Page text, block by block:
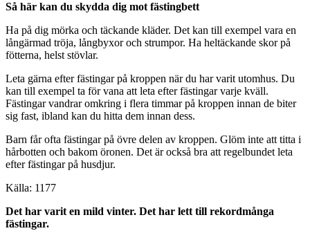
Så här kan du skydda dig mot fästingbett
Ha på dig mörka och täckande kläder. Det kan till exempel vara en
långärmad tröja, långbyxor och strumpor. Ha heltäckande skor på
fötterna, helst stövlar.
Leta gärna efter fästingar på kroppen när du har varit utomhus. Du
kan till exempel ta för vana att leta efter fästingar varje kväll.
Fästingar vandrar omkring i flera timmar på kroppen innan de biter
sig fast, ibland kan du hitta dem innan dess.
Barn får ofta fästingar på övre delen av kroppen. Glöm inte att titta i
hårbotten och bakom öronen. Det är också bra att regelbundet leta
efter fästingar på husdjur.
Källa: 1177
Det har varit en mild vinter. Det har lett till rekordmånga
fästingar.